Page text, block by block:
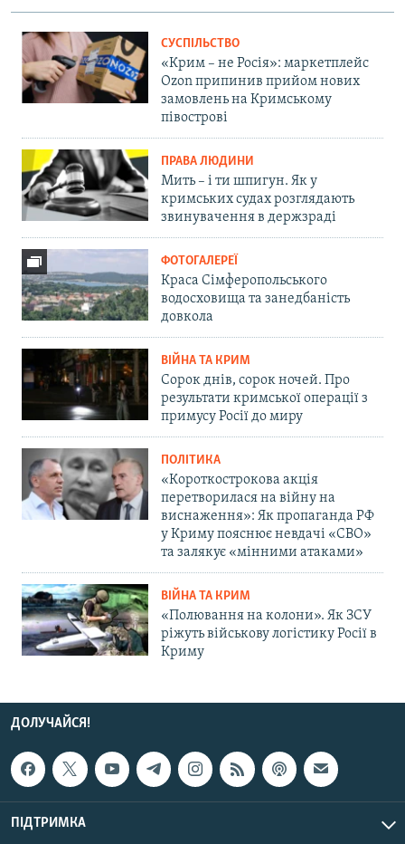
СУСПІЛЬСТВО
«Крим – не Росія»: маркетплейс
Ozon припинив прийом нових
замовлень на Кримському
півострові
ПРАВА ЛЮДИНИ
Мить – і ти шпигун. Як у
кримських судах розглядають
звинувачення в держзраді
ФОТОГАЛЕРЕЇ
Краса Сімферопольського
водосховища та занедбаність
довкола
ВІЙНА ТА КРИМ
Сорок днів, сорок ночей. Про
результати кримської операції з
примусу Росії до миру
ПОЛІТИКА
«Короткострокова акція
перетворилася на війну на
виснаження»: Як пропаганда РФ
у Криму пояснює невдачі «СВО»
та залякує «мінними атаками»
ВІЙНА ТА КРИМ
«Полювання на колони». Як ЗСУ
ріжуть військову логістику Росії в
Криму
ДОЛУЧАЙСЯ!
ПІДТРИМКА